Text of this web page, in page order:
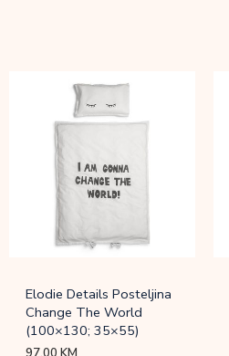
Elodie Details Posteljina
Change The World
(100×130; 35×55)